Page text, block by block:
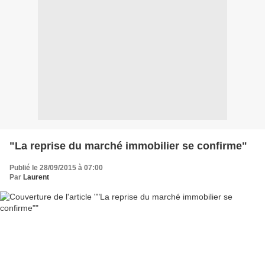
"La reprise du marché immobilier se confirme"
Publié le 28/09/2015 à 07:00
Par Laurent